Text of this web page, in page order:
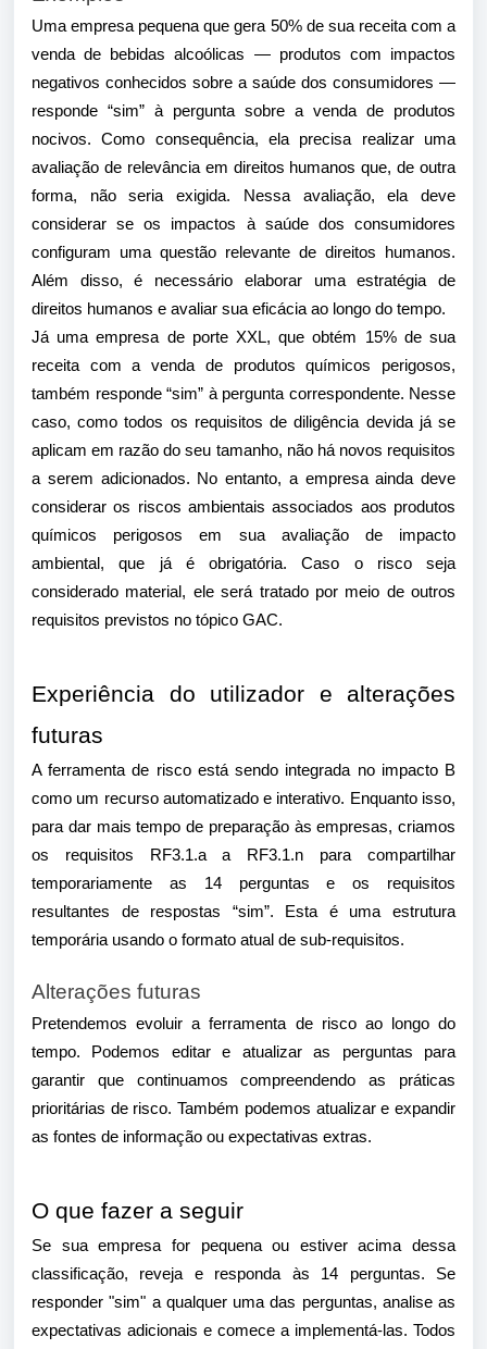
Uma empresa pequena que gera 50% de sua receita com a
venda de bebidas alcoólicas — produtos com impactos
negativos conhecidos sobre a saúde dos consumidores —
responde “sim” à pergunta sobre a venda de produtos
nocivos. Como consequência, ela precisa realizar uma
avaliação de relevância em direitos humanos que, de outra
forma, não seria exigida. Nessa avaliação, ela deve
considerar se os impactos à saúde dos consumidores
configuram uma questão relevante de direitos humanos.
Além disso, é necessário elaborar uma estratégia de
direitos humanos e avaliar sua eficácia ao longo do tempo.
Já uma empresa de porte XXL, que obtém 15% de sua
receita com a venda de produtos químicos perigosos,
também responde “sim” à pergunta correspondente. Nesse
caso, como todos os requisitos de diligência devida já se
aplicam em razão do seu tamanho, não há novos requisitos
a serem adicionados. No entanto, a empresa ainda deve
considerar os riscos ambientais associados aos produtos
químicos perigosos em sua avaliação de impacto
ambiental, que já é obrigatória. Caso o risco seja
considerado material, ele será tratado por meio de outros
requisitos previstos no tópico GAC.
Experiência do utilizador e alterações
futuras
A ferramenta de risco está sendo integrada no impacto B
como um recurso automatizado e interativo. Enquanto isso,
para dar mais tempo de preparação às empresas, criamos
os requisitos RF3.1.a a RF3.1.n para compartilhar
temporariamente as 14 perguntas e os requisitos
resultantes de respostas “sim”. Esta é uma estrutura
temporária usando o formato atual de sub-requisitos.
Alterações futuras
Pretendemos evoluir a ferramenta de risco ao longo do
tempo. Podemos editar e atualizar as perguntas para
garantir que continuamos compreendendo as práticas
prioritárias de risco. Também podemos atualizar e expandir
as fontes de informação ou expectativas extras.
O que fazer a seguir
Se sua empresa for pequena ou estiver acima dessa
classificação, reveja e responda às 14 perguntas. Se
responder "sim" a qualquer uma das perguntas, analise as
expectativas adicionais e comece a implementá-las. Todos